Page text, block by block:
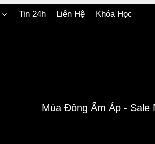
Tin 24h Liên Hệ Khóa Học